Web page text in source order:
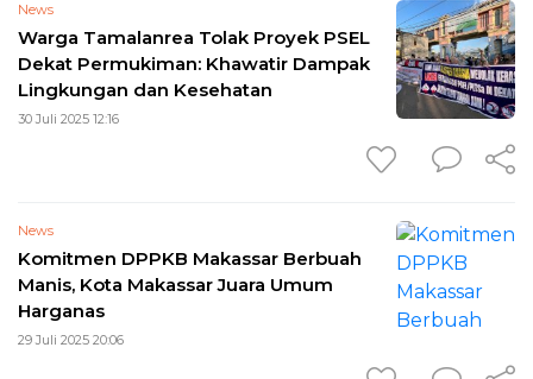
News
Warga Tamalanrea Tolak Proyek PSEL
Dekat Permukiman: Khawatir Dampak
Lingkungan dan Kesehatan
30 Juli 2025 12:16
News
Komitmen DPPKB Makassar Berbuah
Manis, Kota Makassar Juara Umum
Harganas
29 Juli 2025 20:06